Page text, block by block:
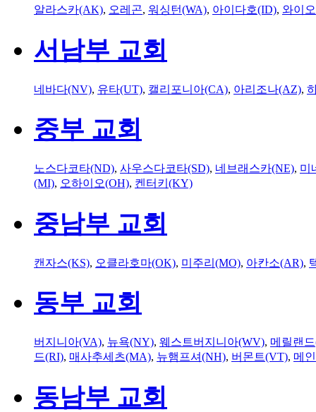
알라스카(AK), 오레곤, 워싱턴(WA), 아이다호(ID), 와이
서남부 교회
네바다(NV), 유타(UT), 캘리포니아(CA), 아리조나(AZ),
중부 교회
노스다코타(ND), 사우스다코타(SD), 네브래스카(NE), 미
(MI), 오하이오(OH), 켄터키(KY)
중남부 교회
캔자스(KS), 오클라호마(OK), 미주리(MO), 아칸소(AR),
동부 교회
버지니아(VA), 뉴욕(NY), 웨스트버지니아(WV), 메릴랜
드(RI), 매사추세츠(MA), 뉴햄프셔(NH), 버몬트(VT), 메
동남부 교회